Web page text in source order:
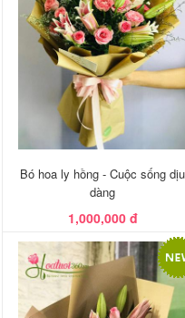
Bó hoa ly hồng - Cuộc sống dịu
dàng
1,000,000 đ